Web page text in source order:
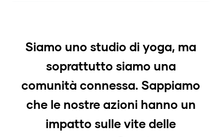
Siamo uno studio di yoga, ma
soprattutto siamo una
comunità connessa. Sappiamo
che le nostre azioni hanno un
impatto sulle vite delle